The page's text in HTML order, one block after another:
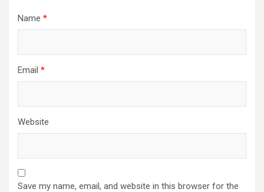
Name *
Email *
Website
Save my name, email, and website in this browser for the